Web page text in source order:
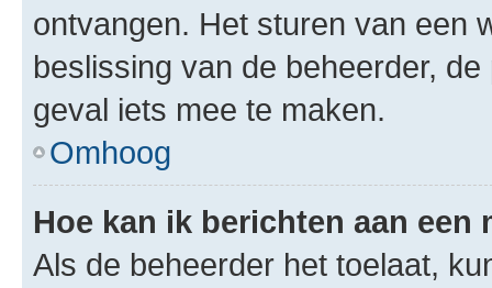
ontvangen. Het sturen van een
beslissing van de beheerder,
geval iets mee te maken.
Omhoog
Hoe kan ik berichten aan een
Als de beheerder het toelaat,